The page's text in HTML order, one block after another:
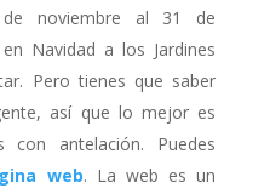
noviembre al 31 de
Navidad a los Jardines
Pero tienes que saber
así que lo mejor es
con antelación. Puedes
web. La web es un